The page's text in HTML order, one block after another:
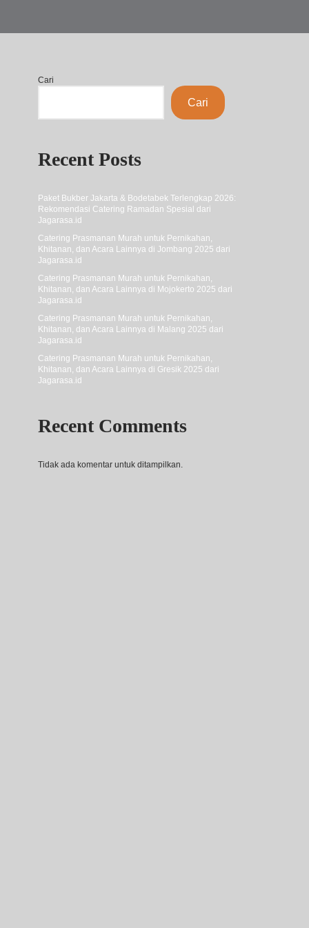
Cari
Cari
Recent Posts
Paket Bukber Jakarta & Bodetabek Terlengkap 2026:
Rekomendasi Catering Ramadan Spesial dari
Jagarasa.id
Catering Prasmanan Murah untuk Pernikahan,
Khitanan, dan Acara Lainnya di Jombang 2025 dari
Jagarasa.id
Catering Prasmanan Murah untuk Pernikahan,
Khitanan, dan Acara Lainnya di Mojokerto 2025 dari
Jagarasa.id
Catering Prasmanan Murah untuk Pernikahan,
Khitanan, dan Acara Lainnya di Malang 2025 dari
Jagarasa.id
Catering Prasmanan Murah untuk Pernikahan,
Khitanan, dan Acara Lainnya di Gresik 2025 dari
Jagarasa.id
Recent Comments
Tidak ada komentar untuk ditampilkan.